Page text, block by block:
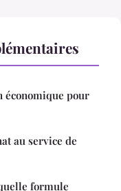
économique pour
au service de
formule